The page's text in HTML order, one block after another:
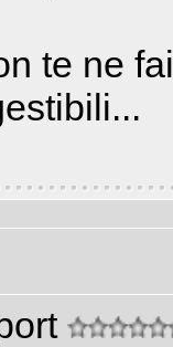
te ne